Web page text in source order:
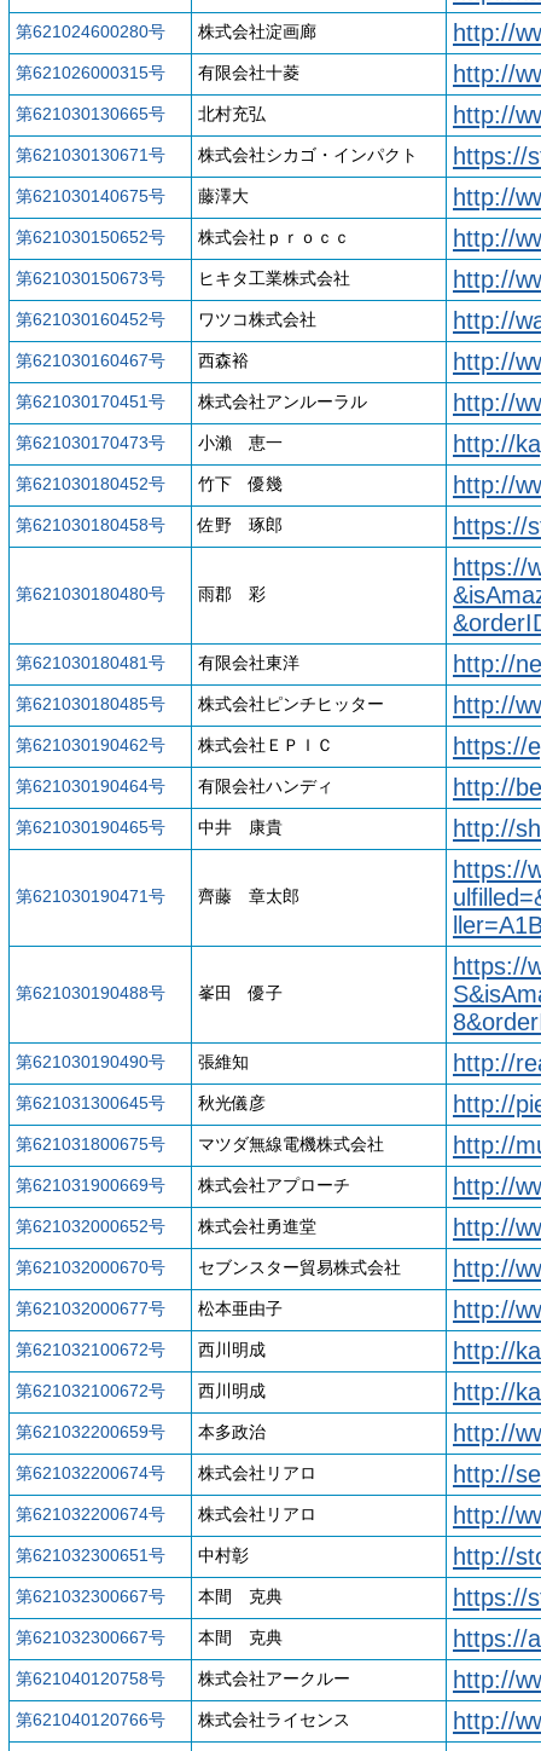
第621024600280号 株式会社淀画廊 http://
第621026000315号 有限会社十菱 http://
第621030130665号 北村充弘 http://
第621030130671号 株式会社シカゴ・インパクト https://
第621030140675号 藤澤大 http://
第621030150652号 株式会社ｐｒｏｃｃ http://
第621030150673号 ヒキタ工業株式会社 http://
第621030160452号 ワツコ株式会社 http://
第621030160467号 西森裕 http://
第621030170451号 株式会社アンルーラル http://
第621030170473号 小瀨 恵一 http://
第621030180452号 竹下 優幾 http://
第621030180458号 佐野 琢郎 https://
第621030180480号 雨郡 彩
https://
第621030180481号 有限会社東洋 http://
第621030180485号 株式会社ピンチヒッター http://
第621030190462号 株式会社ＥＰＩＣ https://
第621030190464号 有限会社ハンディ http://
第621030190465号 中井 康貴 http://
第621030190471号 齊藤 章太郎
https://
第621030190488号 峯田 優子
https://
第621030190490号 張維知 http://
第621031300645号 秋光儀彦 http://
第621031800675号 マツダ無線電機株式会社 http://
第621031900669号 株式会社アプローチ http://
第621032000652号 株式会社勇進堂 http://
第621032000670号 セブンスター貿易株式会社 http://
第621032000677号 松本亜由子 http://
第621032100672号 西川明成 http://
第621032100672号 西川明成 http://
第621032200659号 本多政治 http://
第621032200674号 株式会社リアロ http://
第621032200674号 株式会社リアロ http://
第621032300651号 中村彰 http://
第621032300667号 本間 克典 https://
第621032300667号 本間 克典 https://
第621040120758号 株式会社アークルー http://
第621040120766号 株式会社ライセンス
http://